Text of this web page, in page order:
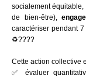
socialement
de bien-être),
caractériser pendant
♻️????
Cette action collective
✅ évaluer